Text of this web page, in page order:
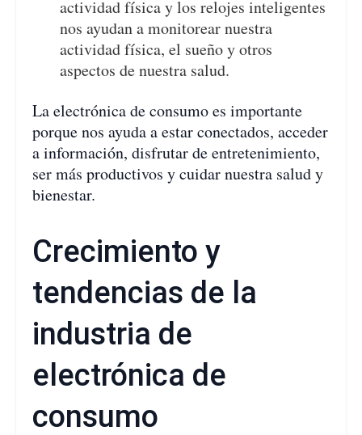
actividad física y los relojes inteligentes
nos ayudan a monitorear nuestra
actividad física, el sueño y otros
aspectos de nuestra salud.
La electrónica de consumo es importante
porque nos ayuda a estar conectados, acceder
a información, disfrutar de entretenimiento,
ser más productivos y cuidar nuestra salud y
bienestar.
Crecimiento y
tendencias de la
industria de
electrónica de
consumo